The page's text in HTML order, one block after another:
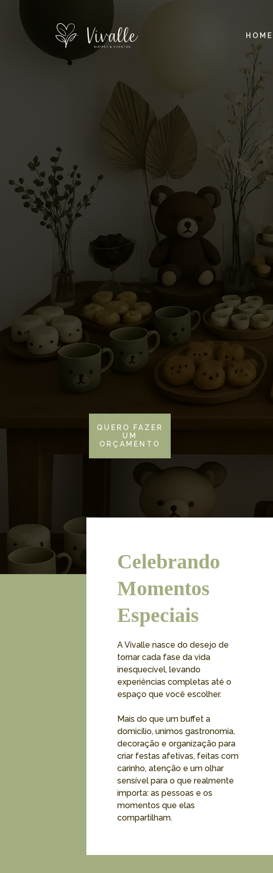
HOME
Onde a
encontra
em cada
QUERO FAZER
UM
ORÇAMENTO
Celebrando
Momentos
Especiais
A Vivalle nasce do desejo de
tornar cada fase da vida
inesquecível, levando
experiências completas até o
espaço que você escolher.
Mais do que um buffet a
domicílio, unimos gastronomia,
decoração e organização para
criar festas afetivas, feitas com
carinho, atenção e um olhar
sensível para o que realmente
importa: as pessoas e os
momentos que elas
compartilham.